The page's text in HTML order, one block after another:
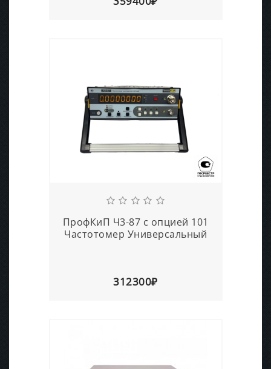
ПрофКиП Ч3-87 с опцией 101
Частотомер Универсальный
312300₽